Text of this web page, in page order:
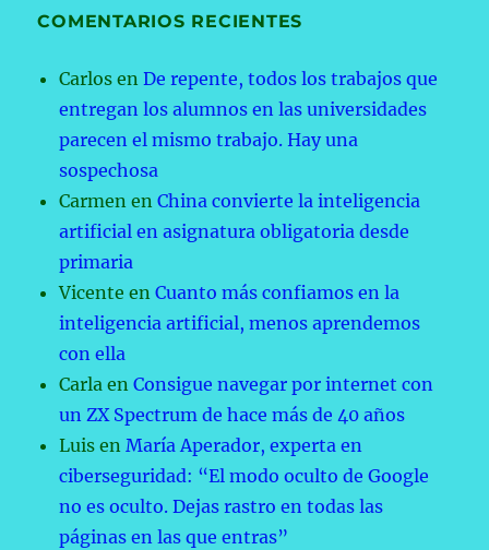
COMENTARIOS RECIENTES
Carlos enDe repente, todos los trabajos que
entregan los alumnos en las universidades
parecen el mismo trabajo. Hay una
sospechosa
Carmen enChina convierte la inteligencia
artificial en asignatura obligatoria desde
primaria
Vicente enCuanto más confiamos en la
inteligencia artificial, menos aprendemos
con ella
Carla enConsigue navegar por internet con
un ZX Spectrum de hace más de 40 años
Luis enMaría Aperador, experta en
ciberseguridad: “El modo oculto de Google
no es oculto. Dejas rastro en todas las
páginas en las que entras”